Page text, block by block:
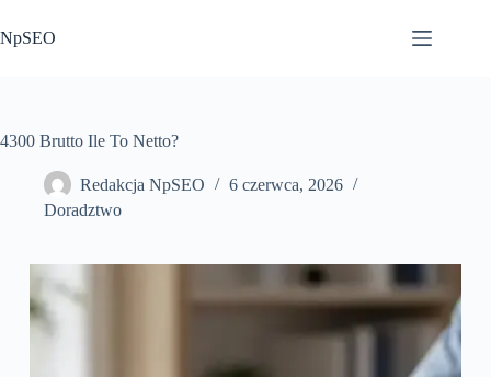
do
treści
NpSEO
4300 Brutto Ile To Netto?
Redakcja NpSEO
6 czerwca, 2026
Doradztwo